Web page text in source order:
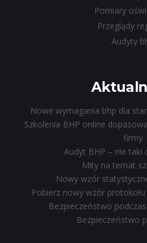
Pomiary
Przeglądy
Audyty
Nowe wymagania bhp dla
Szkolenia BHP online
firmy
Audyt BHP – nie taki
Mity na temat
Nowy wzór
Pobierz nowy wzór
Bezpieczeństwo
Bezpieczeństwo